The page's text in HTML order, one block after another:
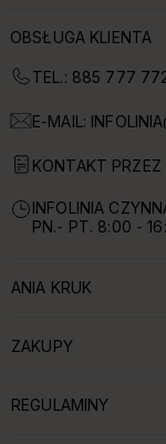
OBSŁUGA KLIENTA
TEL.: 885 777
E-MAIL:
KONTAKT PRZEZ
INFOLINIA
PN.- PT. 8:00 -
ROZWIŃ SEKCJĘ:
ANIA KRUK
ROZWIŃ SEKCJĘ:
ZAKUPY
ROZWIŃ SEKCJĘ:
REGULAMINY